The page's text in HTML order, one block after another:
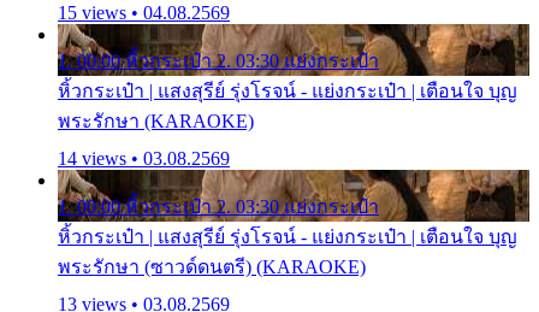
15 views • 04.08.2569
1. 00:00 หิ้วกระเป๋า 2. 03:30 แย่งกระเป๋า
หิ้วกระเป๋า | แสงสุรีย์ รุ่งโรจน์ - แย่งกระเป๋า | เตือนใจ บุญ
พระรักษา (KARAOKE)
14 views • 03.08.2569
1. 00:00 หิ้วกระเป๋า 2. 03:30 แย่งกระเป๋า
หิ้วกระเป๋า | แสงสุรีย์ รุ่งโรจน์ - แย่งกระเป๋า | เตือนใจ บุญ
พระรักษา (ซาวด์ดนตรี) (KARAOKE)
13 views • 03.08.2569